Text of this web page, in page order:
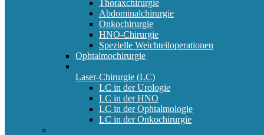
Thoraxchirurgie
Abdominalchirurgie
Onkochirurgie
HNO-Chirurgie
Spezielle Weichteiloperationen
Ophtalmochirurgie
Laser-Chirurgie (LC)
LC in der Urologie
LC in der HNO
LC in der Ophtalmologie
LC in der Onkochirurgie